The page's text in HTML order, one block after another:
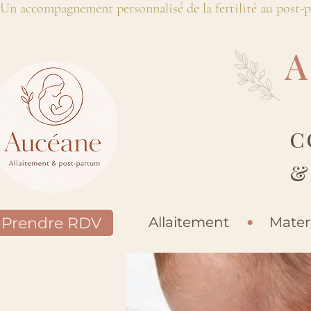
Un accompagnement personnalisé de la fertilité au
Prendre RDV
&
Allaitement •